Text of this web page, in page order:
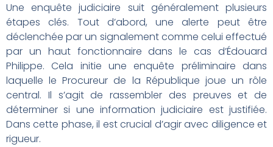
Une enquête judiciaire suit généralement plusieurs
étapes clés. Tout d’abord, une alerte peut être
déclenchée par un signalement comme celui effectué
par un haut fonctionnaire dans le cas d’Édouard
Philippe. Cela initie une enquête préliminaire dans
laquelle le Procureur de la République joue un rôle
central. Il s’agit de rassembler des preuves et de
déterminer si une information judiciaire est justifiée.
Dans cette phase, il est crucial d’agir avec diligence et
rigueur.